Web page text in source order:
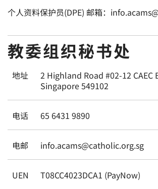
个人资料保护员(DPE) 邮箱：
教委组织秘书处
地址
2 Highland Road #02-12 CAEC
Singapore 549102
电话 65 6431 9890
电邮 info.acams@catholic.org.sg
UEN T08CC4023DCA1 (PayNow)